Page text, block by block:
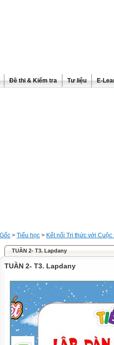
Đề thi & Kiểm tra Tư liệu E-
Gốc > Tiểu học > Kết nối Tri thức với Cuộc
TUẦN 2- T3. Lapdany
TUẦN 2- T3. Lapdany